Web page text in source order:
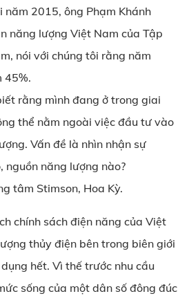
năm 2015, ông Phạm Khánh
năng lượng Việt Nam của Tập
nói với chúng tôi rằng năm
45%.
rằng mình đang ở trong giai
thể nằm ngoài việc đầu tư vào
Vấn đề là nhìn nhận sự
nguồn năng lượng nào?
tâm Stimson, Hoa Kỳ.
chính sách điện năng của Việt
thủy điện bên trong biên giới
hết. Vì thế trước nhu cầu
sống của một dân số đông đúc